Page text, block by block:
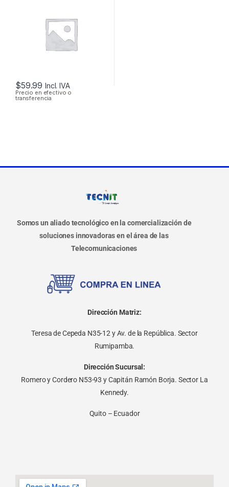
DUAL BAND GIGABIT
SOPORTA POE
$59.99 Incl. IVA
Precio en efectivo o
transferencia
Somos un aliado tecnológico en la comercialización de
soluciones innovadoras en el área de las
Telecomunicaciones
Dirección Matriz:
Teresa de Cepeda N35-12 y Av. de la República. Sector
Rumipamba.
Dirección Sucursal:
Romero y Cordero N53-93 y Capitán Ramón Borja. Sector La
Kennedy.
Quito – Ecuador